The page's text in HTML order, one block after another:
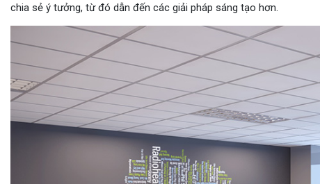
chia sẻ ý tưởng, từ đó dẫn đến các giải pháp sáng tạo hơn.